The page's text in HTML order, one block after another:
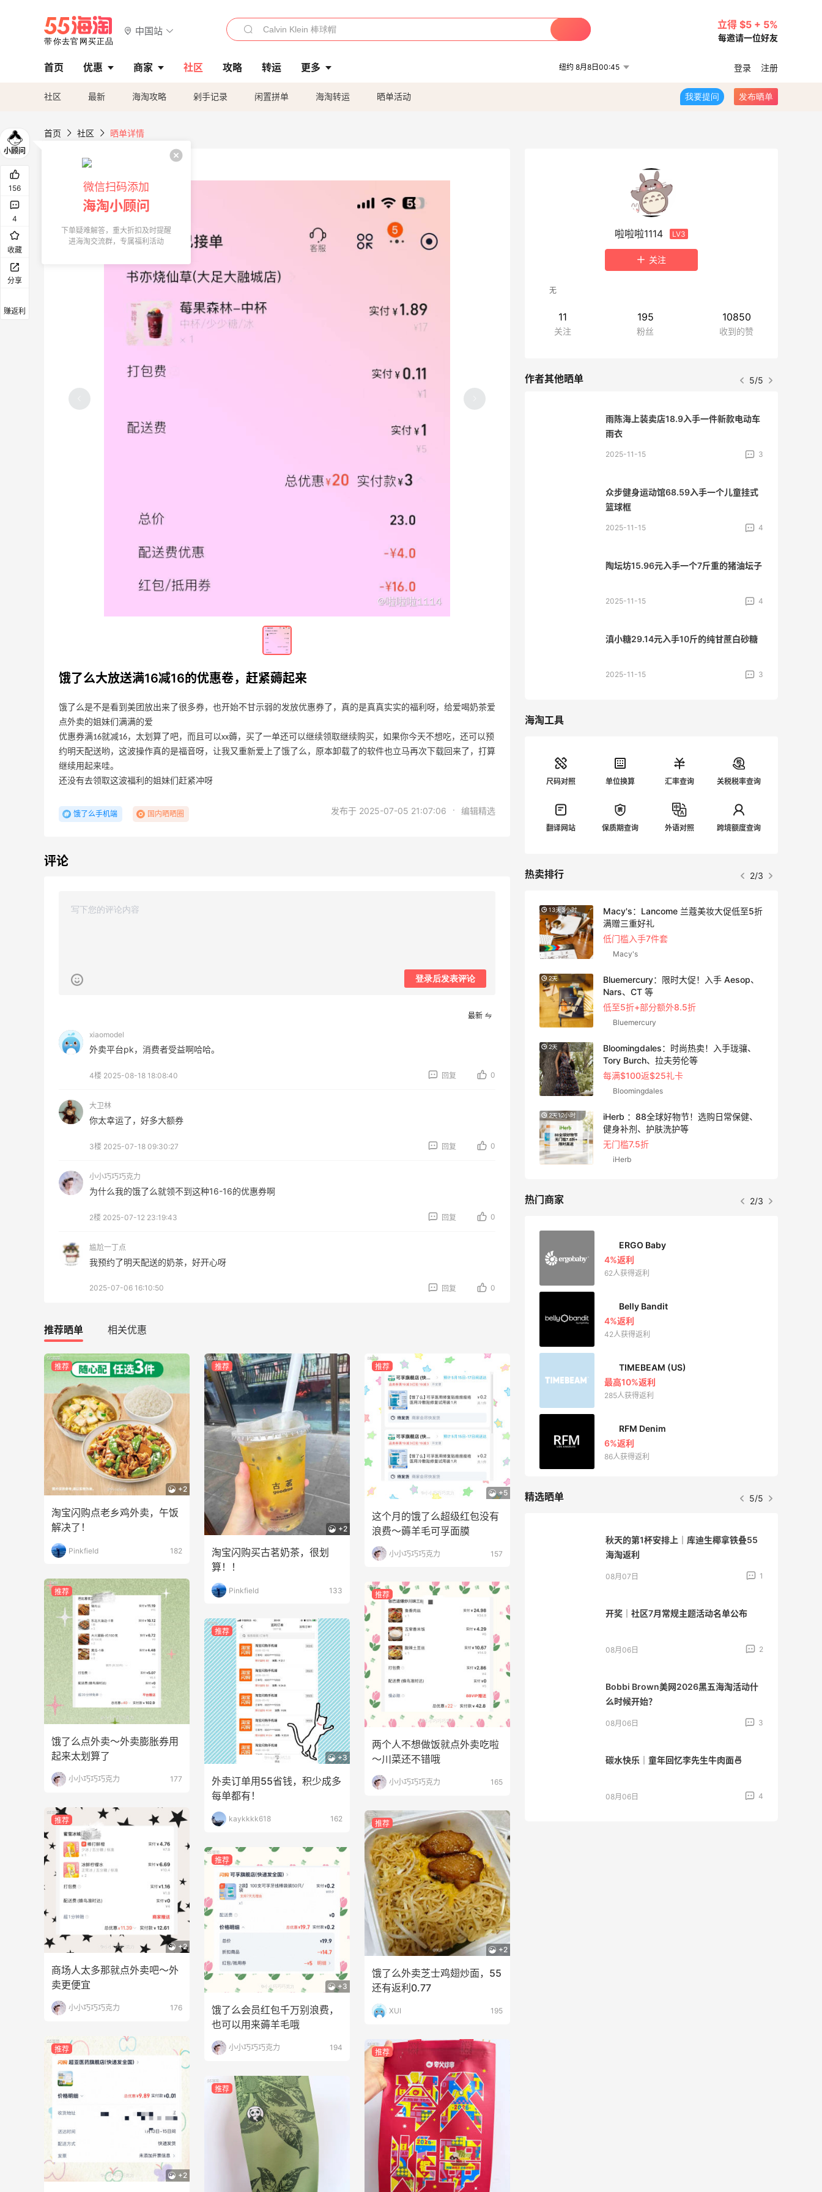
中国站
立得 $5 + 5%
每邀请一位好友
首页 优惠 商家 社区 攻略 转运 更多 纽约 8月8日00:45 登录 注册
社区 最新 海淘攻略 剁手记录 闲置拼单 海淘转运 晒单活动 我要提问 发布晒单
首页 社区 晒单详情
饿了么大放送满16减16的优惠卷，赶紧薅起来
饿了么是不是看到美团放出来了很多券，也开始不甘示弱的发放优惠券了，真的是真真实实的福利呀，给爱喝奶茶爱
点外卖的姐妹们满满的爱
优惠券满16就减16，太划算了吧，而且可以xx薅，买了一单还可以继续领取继续购买，如果你今天不想吃，还可以预
约明天配送哟，这波操作真的是福音呀，让我又重新爱上了饿了么，原本卸载了的软件也立马再次下载回来了，打算
继续用起来哇。
还没有去领取这波福利的姐妹们赶紧冲呀
饿了么手机端 国内晒晒圈 发布于 2025-07-05 21:07:06 · 编辑精选
评论
登录后发表评论
最新
xiaomodel
外卖平台pk，消费者受益啊哈哈。
4楼 2025-08-18 18:08:40 回复 0
大卫林
你太幸运了，好多大额券
3楼 2025-07-18 09:30:27 回复 0
小小巧巧巧克力
为什么我的饿了么就领不到这种16-16的优惠券啊
2楼 2025-07-12 23:19:43 回复 0
尴尬一丁点
我预约了明天配送的奶茶，好开心呀
2025-07-06 16:10:50 回复 0
推荐晒单 相关优惠
推荐
+2
淘宝闪购点老乡鸡外卖，午饭
解决了！
Pinkfield 182
推荐
饿了么点外卖～外卖膨胀券用
起来太划算了
小小巧巧巧克力 177
推荐
+2
商场人太多那就点外卖吧～外
卖更便宜
小小巧巧巧克力 176
推荐
+2
推荐
+2
淘宝闪购买古茗奶茶，很划
算！！
Pinkfield 133
推荐
+3
外卖订单用55省钱，积少成多
每单都有！
kaykkkk618 162
推荐
+3
饿了么会员红包千万别浪费，
也可以用来薅羊毛哦
小小巧巧巧克力 194
推荐
推荐
+5
这个月的饿了么超级红包没有
浪费～薅羊毛可孚面膜
小小巧巧巧克力 157
推荐
两个人不想做饭就点外卖吃啦
～川菜还不错哦
小小巧巧巧克力 165
推荐
+2
饿了么外卖芝士鸡翅炒面，55
还有返利0.77
XUI 195
推荐
啦啦啦1114 LV3
关注
无
11
关注
195
粉丝
10850
收到的赞
作者其他晒单 5/5
拼多多购买得力迷你型起钉器，超级好用
01-24 3
制披萨必备
划算的一单
雨陈海上装卖店18.9入手一件新款电动车
雨衣
2025-11-15 3
众步健身运动馆68.59入手一个儿童挂式
篮球框
2025-11-15 4
陶坛坊15.96元入手一个7斤重的猪油坛子
2025-11-15 4
滇小糖29.14元入手10斤的纯甘蔗白砂糖
2025-11-15 3
海淘工具
尺码对照 单位换算 汇率查询 关税税率查询
翻译网站 保质期查询 外语对照 跨境额度查询
热卖排行 2/3
Macy's：美妆精选10日闪促 低至5折+免
3天12小时
LN-CC：限时大促！入手 Ganni、Acne、
低至4折+额外8折
Macy's：美妆10日闪促精选低至5折 8/7
今日关注：雅诗兰黛洁面、兰蔻遮瑕等
Columbia Sportswear：夏季大促！哥伦
满$200享8.5折优惠+部分送好礼
13天3小时
Macy's：Lancome 兰蔻美妆大促低至5折
满赠三重好礼
低门槛入手7件套
Macy's
2天
Bluemercury：限时大促！入手 Aesop、
Nars、CT 等
低至5折+部分额外8.5折
Bluemercury
2天
Bloomingdales：时尚热卖！入手珑骧、
Tory Burch、拉夫劳伦等
每满$100返$25礼卡
Bloomingdales
2天12小时
iHerb ：88全球好物节！选购日常保健、
健身补剂、护肤洗护等
无门槛7.5折
iHerb
热门商家 2/3
Private Internet Access VPN
最高70%返利
227人获得返利
Eileen Fisher
最高2%返利
5140人获得返利
最高3%返利
510人获得返利
ERGO Baby
4%返利
62人获得返利
Belly Bandit
4%返利
42人获得返利
TIMEBEAM (US)
最高10%返利
285人获得返利
RFM Denim
6%返利
86人获得返利
精选晒单 5/5
京东薅面膜太爽啦～每天都可以收货面膜
08月07日 1
Origins悦木之源美网海淘攻略，Origins
海淘教程
08月07日 1
哈哈，这杯霸王茶姬买得真划算！
1
Julian Bakery乳清蛋白棒 | 配料干净到感
人！
08月07日 1
第二单也薅到了！！星巴克4.5拿下焦糖
玛奇朵
08月07日 1
薅到了！！星巴克焦糖玛奇朵0.01元拿下
秋天的第1杯安排上｜库迪生椰拿铁叠55
海淘返利
08月07日 1
开奖｜社区7月常规主题活动名单公布
08月06日 2
Bobbi Brown美网2026黑五海淘活动什
么时候开始？
08月06日 3
碳水快乐｜童年回忆李先生牛肉面🍜
08月06日 4
156
4
收藏
分享
赚返利
微信扫码添加
海淘小顾问
下单疑难解答，重大折扣及时提醒
进海淘交流群，专属福利活动